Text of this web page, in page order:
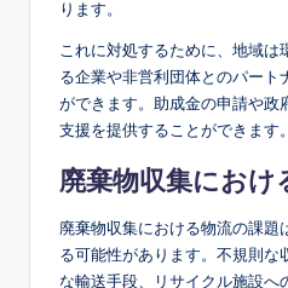
ります。
これに対処するために、地域は
る企業や非営利団体とのパート
ができます。助成金の申請や政
支援を提供することができます。
廃棄物収集におけ
廃棄物収集における物流の課題
る可能性があります。不規則な
な輸送手段、リサイクル施設へ